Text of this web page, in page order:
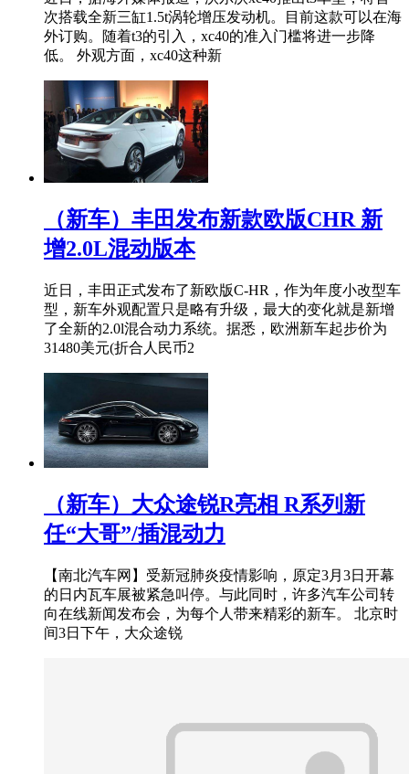
次搭载全新三缸1.5t涡轮增压发动机。目前这款可以在海
外订购。随着t3的引入，xc40的准入门槛将进一步降
低。 外观方面，xc40这种新
（新车）丰田发布新款欧版CHR 新
增2.0L混动版本
近日，丰田正式发布了新欧版C-HR，作为年度小改型车
型，新车外观配置只是略有升级，最大的变化就是新增
了全新的2.0l混合动力系统。据悉，欧洲新车起步价为
31480美元(折合人民币2
（新车）大众途锐R亮相 R系列新
任“大哥”/插混动力
【南北汽车网】受新冠肺炎疫情影响，原定3月3日开幕
的日内瓦车展被紧急叫停。与此同时，许多汽车公司转
向在线新闻发布会，为每个人带来精彩的新车。 北京时
间3日下午，大众途锐